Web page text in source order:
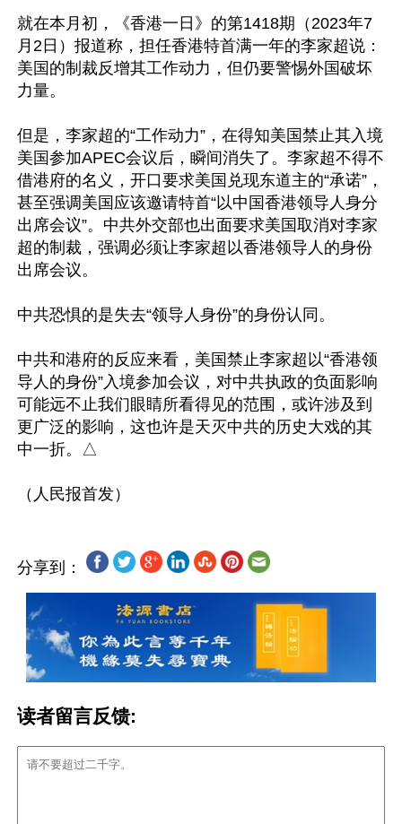
就在本月初，《香港一日》的第1418期（2023年7
月2日）报道称，担任香港特首满一年的李家超说：
美国的制裁反增其工作动力，但仍要警惕外国破坏
力量。
但是，李家超的“工作动力”，在得知美国禁止其入境
美国参加APEC会议后，瞬间消失了。李家超不得不
借港府的名义，开口要求美国兑现东道主的“承诺”，
甚至强调美国应该邀请特首“以中国香港领导人身分
出席会议”。中共外交部也出面要求美国取消对李家
超的制裁，强调必须让李家超以香港领导人的身份
出席会议。
中共恐惧的是失去“领导人身份”的身份认同。
中共和港府的反应来看，美国禁止李家超以“香港领
导人的身份”入境参加会议，对中共执政的负面影响
可能远不止我们眼睛所看得见的范围，或许涉及到
更广泛的影响，这也许是天灭中共的历史大戏的其
中一折。△
分享到：
读者留言反馈: